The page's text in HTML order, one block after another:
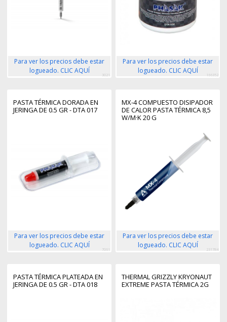
Para ver los precios debe estar
logueado. CLIC AQUÍ
3021
Para ver los precios debe estar
logueado. CLIC AQUÍ
166352
PASTA TÉRMICA DORADA EN
JERINGA DE 0.5 GR - DTA 017
Para ver los precios debe estar
logueado. CLIC AQUÍ
7061
MX-4 COMPUESTO DISIPADOR
DE CALOR PASTA TÉRMICA 8,5
W/M·K 20 G
Para ver los precios debe estar
logueado. CLIC AQUÍ
231784
PASTA TÉRMICA PLATEADA EN
JERINGA DE 0.5 GR - DTA 018
THERMAL GRIZZLY KRYONAUT
EXTREME PASTA TÉRMICA 2G